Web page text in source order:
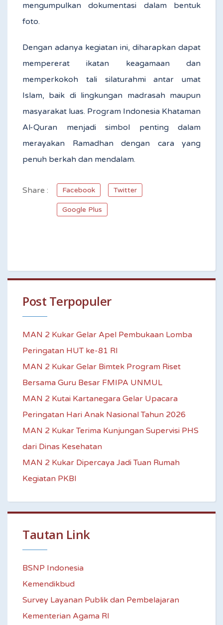
mengumpulkan dokumentasi dalam bentuk
foto.
Dengan adanya kegiatan ini, diharapkan dapat
mempererat ikatan keagamaan dan
memperkokoh tali silaturahmi antar umat
Islam, baik di lingkungan madrasah maupun
masyarakat luas. Program Indonesia Khataman
Al-Quran menjadi simbol penting dalam
merayakan Ramadhan dengan cara yang
penuh berkah dan mendalam.
Share : Facebook Twitter
Google Plus
Post Terpopuler
MAN 2 Kukar Gelar Apel Pembukaan Lomba
Peringatan HUT ke-81 RI
MAN 2 Kukar Gelar Bimtek Program Riset
Bersama Guru Besar FMIPA UNMUL
MAN 2 Kutai Kartanegara Gelar Upacara
Peringatan Hari Anak Nasional Tahun 2026
MAN 2 Kukar Terima Kunjungan Supervisi PHS
dari Dinas Kesehatan
MAN 2 Kukar Dipercaya Jadi Tuan Rumah
Kegiatan PKBI
Tautan Link
BSNP Indonesia
Kemendikbud
Survey Layanan Publik dan Pembelajaran
Kementerian Agama RI